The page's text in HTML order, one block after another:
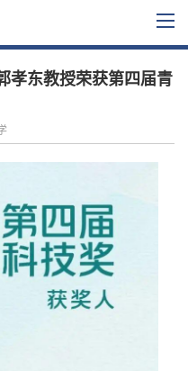
孝东教授荣获第四届青